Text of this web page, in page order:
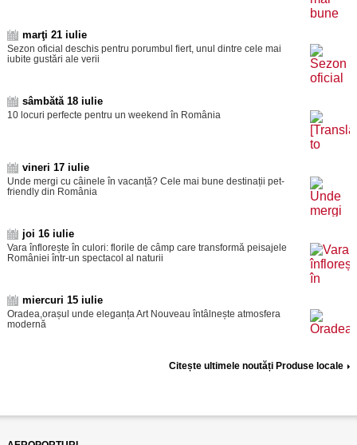
marţi 21 iulie
Sezon oficial deschis pentru porumbul fiert, unul dintre cele mai
iubite gustări ale verii
sâmbătă 18 iulie
10 locuri perfecte pentru un weekend în România
vineri 17 iulie
Unde mergi cu câinele în vacanță? Cele mai bune destinații pet-
friendly din România
joi 16 iulie
Vara înflorește în culori: florile de câmp care transformă peisajele
României într-un spectacol al naturii
miercuri 15 iulie
Oradea,orașul unde eleganța Art Nouveau întâlnește atmosfera
modernă
Citește ultimele noutăți Produse locale